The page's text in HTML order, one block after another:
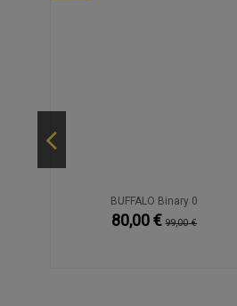
BUFFALO Binary 0
80,00 € 99,00 €